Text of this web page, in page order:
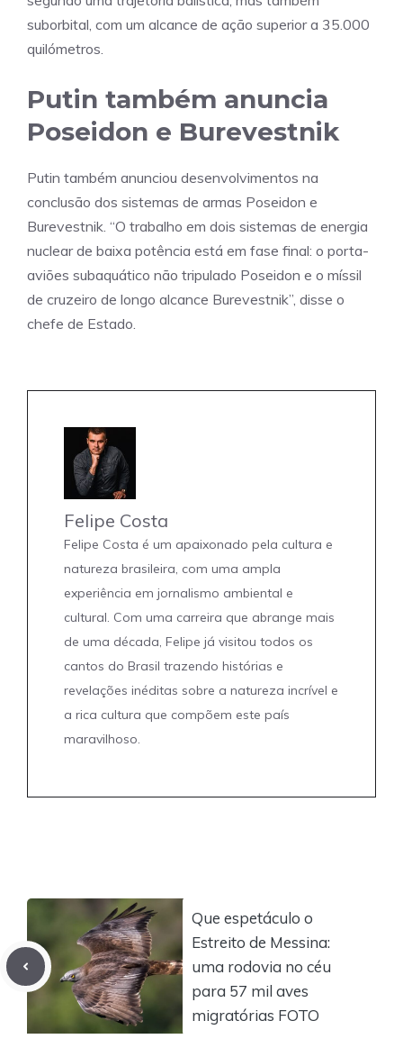
suborbital, com um alcance de ação superior a 35.000
quilómetros.
Putin também anuncia
Poseidon e Burevestnik
Putin também anunciou desenvolvimentos na
conclusão dos sistemas de armas Poseidon e
Burevestnik. “O trabalho em dois sistemas de energia
nuclear de baixa potência está em fase final: o porta-
aviões subaquático não tripulado Poseidon e o míssil
de cruzeiro de longo alcance Burevestnik”, disse o
chefe de Estado.
Felipe Costa
Felipe Costa é um apaixonado pela cultura e
natureza brasileira, com uma ampla
experiência em jornalismo ambiental e
cultural. Com uma carreira que abrange mais
de uma década, Felipe já visitou todos os
cantos do Brasil trazendo histórias e
revelações inéditas sobre a natureza incrível e
a rica cultura que compõem este país
maravilhoso.
Que espetáculo o
Estreito de Messina:
uma rodovia no céu
para 57 mil aves
migratórias FOTO